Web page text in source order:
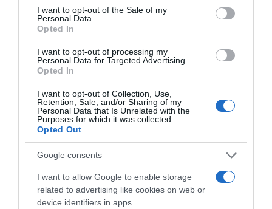
consent section.
I want to opt-out of the Sale of my
Personal Data.
Opted In
I want to opt-out of processing my
Personal Data for Targeted Advertising.
Opted In
I want to opt-out of Collection, Use,
Retention, Sale, and/or Sharing of my
Personal Data that Is Unrelated with the
Purposes for which it was collected.
Opted Out
Google consents
I want to allow Google to enable storage
related to advertising like cookies on web or
device identifiers in apps.
ΠΑΡΑΠΟΛΙΤΙΚΑ
Νέο επεισόδιο Κωνσταντοπούλου –
Πολύζου: Η πρόεδρος της Πλεύσης
Ελευθερίας κάλεσε το “100” και πήγε
την πρώην συνεργάτρια της στο